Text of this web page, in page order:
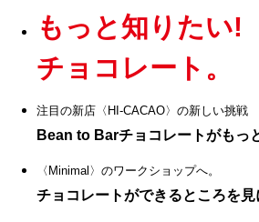
もっと知りたい!
チョコレート。
注目の新店〈HI-CACAO〉の新しい挑戦
Bean to Barチョコレートがもっ
〈Minimal〉のワークショップへ。
チョコレートができるところを見